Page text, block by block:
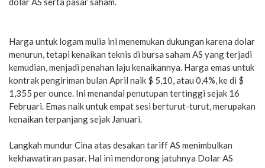
Harga untuk logam mulia ini menemukan dukungan karena dolar
menurun, tetapi kenaikan teknis di bursa saham AS yang terjadi
kemudian, menjadi penahan laju kenaikannya. Harga emas untuk
kontrak pengiriman bulan April naik $ 5,10, atau 0,4%, ke di $
1,355 per ounce. Ini menandai penutupan tertinggi sejak 16
Februari. Emas naik untuk empat sesi berturut-turut, merupakan
kenaikan terpanjang sejak Januari.
Langkah mundur Cina atas desakan tariff AS menimbulkan
kekhawatiran pasar. Hal ini mendorong jatuhnya Dolar AS